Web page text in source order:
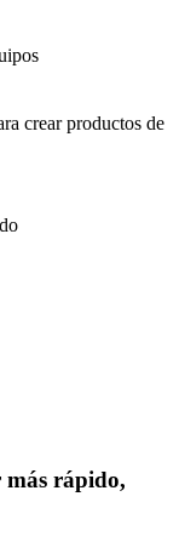
crear productos de
rápido,